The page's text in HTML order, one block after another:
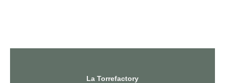
La Torrefactory